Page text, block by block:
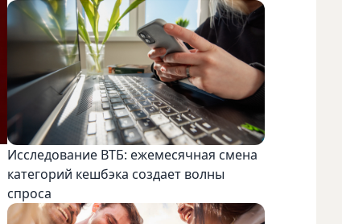
Исследование ВТБ: ежемесячная смена
категорий кешбэка создает волны
спроса